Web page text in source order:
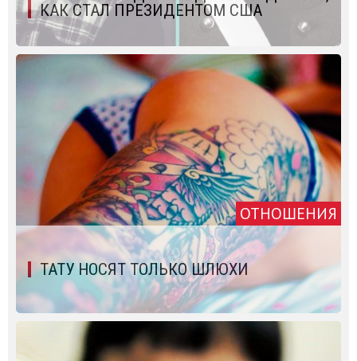
КАК СТАЛ ПРЕЗИДЕНТОМ США
ОТНОШЕНИЯ
ТАТУ НОСЯТ ТОЛЬКО ШЛЮХИ